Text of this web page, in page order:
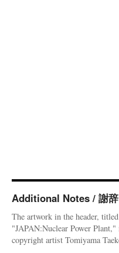
Additional Notes / 謝辞
The artwork in the header, titled
"JAPAN:Nuclear Power Plant,"
copyright artist Tomiyama